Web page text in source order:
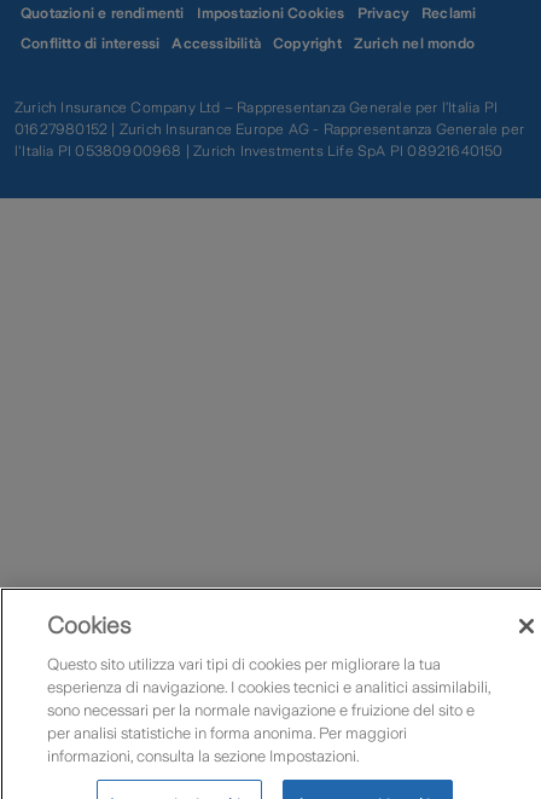
Quotazioni e rendimenti
Impostazioni Cookies Privacy
Reclami
Conflitto di interessi
Accessibilità Copyright Zurich nel mondo
Zurich Insurance Company Ltd – Rappresentanza Generale per l’Italia PI
01627980152 | Zurich Insurance Europe AG - Rappresentanza Generale per
l'Italia PI 05380900968 | Zurich Investments Life SpA PI 08921640150
Cookies
Questo sito utilizza vari tipi di cookies per migliorare la tua
esperienza di navigazione. I cookies tecnici e analitici assimilabili,
sono necessari per la normale navigazione e fruizione del sito e
per analisi statistiche in forma anonima. Per maggiori
informazioni, consulta la sezione Impostazioni.